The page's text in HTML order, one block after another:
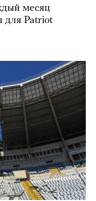
месяц
для Patriot